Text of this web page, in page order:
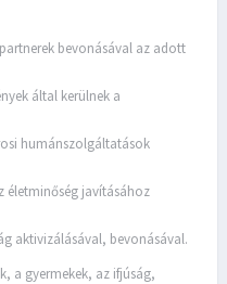
bevonásával az adott
által kerülnek a
humánszolgáltatások
életminőség javításához
aktivizálásával, bevonásával.
a gyermekek, az ifjúság,